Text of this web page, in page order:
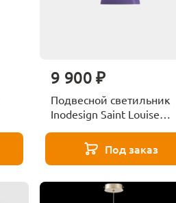
9 900 ₽
Подвесной светильник
Inodesign Saint Louise
Под заказ